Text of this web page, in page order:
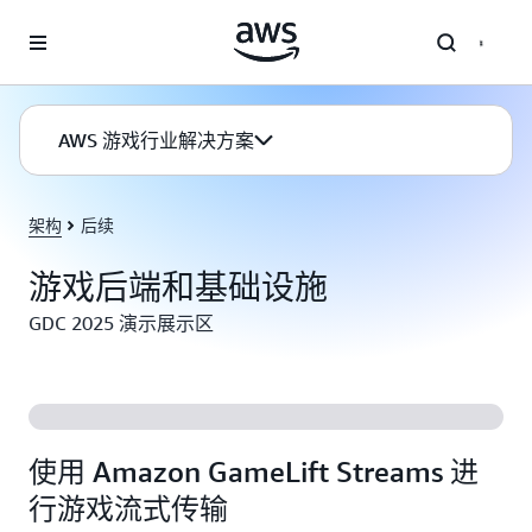
AWS 游戏行业解决方案
架构 后续
游戏后端和基础设施
GDC 2025 演示展示区
使用 Amazon GameLift Streams 进
行游戏流式传输